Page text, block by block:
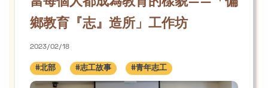
當每個人都成為教育的樣貌——「偏
鄉教育『志』造所」工作坊
2023/02/18
#北部 #志工故事 #青年志工